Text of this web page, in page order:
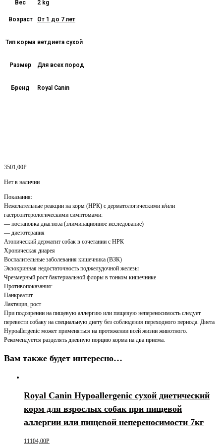
Вес 2 kg
Возраст От 1 до 7 лет
Тип корма ветдиета сухой
Размер Для всех пород
Бренд Royal Canin
3501,00Р
Нет в наличии
Показания:
Нежелательные реакции на корм (НРК) с дерматологическими и/или
гастроэнтерологическими симптомами:
— постановка диагноза (элиминационное исследование)
— диетотерапия
Атопический дерматит собак в сочетании с НРК
Хроническая диарея
Воспалительные заболевания кишечника (ВЗК)
Экзокринная недостаточность поджелудочной железы
Чрезмерный рост бактериальной флоры в тонком кишечнике
Противопоказания:
Панкреатит
Лактация, рост
При подозрении на пищевую аллергию или пищевую непереносимость следует
перевести собаку на специальную диету без соблюдения переходного периода. Диета
Hypoallergenic может применяться на протяжении всей жизни животного.
Рекомендуется разделять дневную порцию корма на два приема.
Вам также будет интересно…
Royal Canin Hypoallergenic сухой диетический
корм для взрослых собак при пищевой
аллергии или пищевой непереносимости 7кг
11104,00Р